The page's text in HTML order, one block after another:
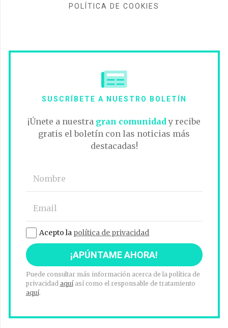
POLÍTICA DE COOKIES
SUSCRÍBETE A NUESTRO BOLETÍN
¡Únete a nuestra gran comunidad y recibe
gratis el boletín con las noticias más
destacadas!
Acepto la política de privacidad
Puede consultar más información acerca de la política de
privacidad aquíasí como el responsable de tratamiento
aquí.